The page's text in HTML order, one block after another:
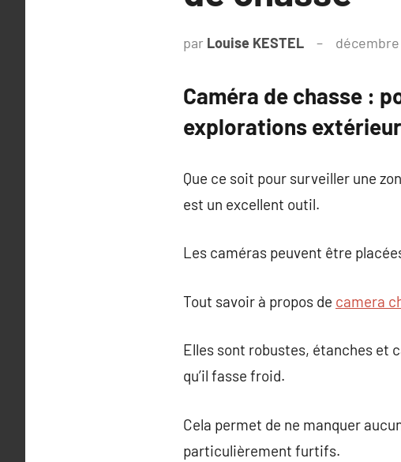
par Louise KESTEL
Caméra de chasse :
explorations
Que ce soit pour surveiller une
est un excellent outil.
Les caméras peuvent être
Tout savoir à propos de camera
Elles sont robustes, étanches et
qu’il fasse froid.
Cela permet de ne manquer
particulièrement furtifs.